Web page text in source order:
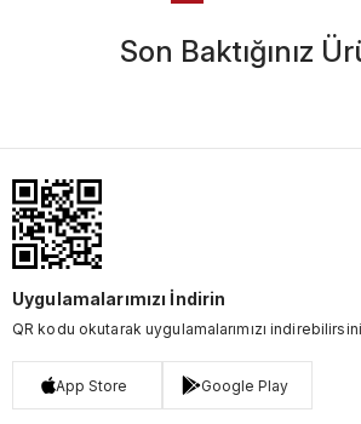
Son Baktığınız
Uygulamalarımızı İndirin
QR kodu okutarak uygulamalarımızı
App Store Google Play